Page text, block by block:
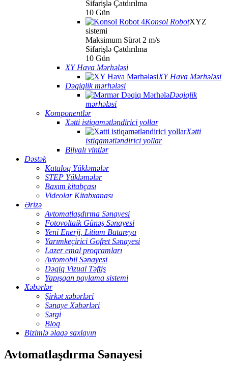
Sifarişlə Çatdırılma
10 Gün
Konsol RobotXYZ
sistemi
Maksimum Sürət 2 m/s
Sifarişlə Çatdırılma
10 Gün
XY Hava Mərhələsi
XY Hava Mərhələsi
Dəqiqlik mərhələsi
Dəqiqlik
mərhələsi
Komponentlər
Xətti istiqamətləndirici yollar
Xətti
istiqamətləndirici yollar
Bilyalı vintlər
Dəstək
Kataloq Yükləmələr
STEP Yükləmələr
Baxım kitabçası
Videolar Kitabxanası
Ərizə
Avtomatlaşdırma Sənayesi
Fotovoltaik Günəş Sənayesi
Yeni Enerji, Litium Batareya
Yarımkeçirici Gofret Sənayesi
Lazer emal proqramları
Avtomobil Sənayesi
Dəqiq Vizual Təftiş
Yapışqan paylama sistemi
Xəbərlər
Şirkət xəbərləri
Sənaye Xəbərləri
Sərgi
Bloq
Bizimlə əlaqə saxlayın
Avtomatlaşdırma Sənayesi